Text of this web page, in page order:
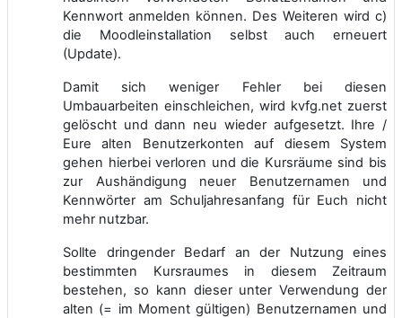
Kennwort anmelden können. Des Weiteren wird c)
die Moodleinstallation selbst auch erneuert
(Update).
Damit sich weniger Fehler bei diesen
Umbauarbeiten einschleichen, wird kvfg.net zuerst
gelöscht und dann neu wieder aufgesetzt. Ihre /
Eure alten Benutzerkonten auf diesem System
gehen hierbei verloren und die Kursräume sind bis
zur Aushändigung neuer Benutzernamen und
Kennwörter am Schuljahresanfang für Euch nicht
mehr nutzbar.
Sollte dringender Bedarf an der Nutzung eines
bestimmten Kursraumes in diesem Zeitraum
bestehen, so kann dieser unter Verwendung der
alten (= im Moment gültigen) Benutzernamen und